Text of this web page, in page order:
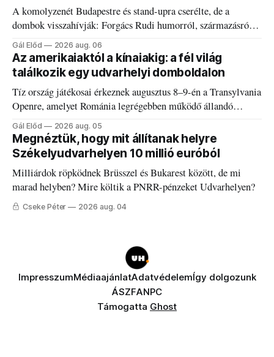
A komolyzenét Budapestre és stand-upra cserélte, de a
dombok visszahívják: Forgács Rudi humorról, származásról
és határokról.
Gál Előd 2026 aug. 06
Az amerikaiaktól a kínaiakig: a fél világ
találkozik egy udvarhelyi domboldalon
Tíz ország játékosai érkeznek augusztus 8–9-én a Transylvania
Openre, amelyet Románia legrégebben működő állandó
discgolfpályáján rendeznek meg.
Gál Előd 2026 aug. 05
Megnéztük, hogy mit állítanak helyre
Székelyudvarhelyen 10 millió euróból
Milliárdok röpködnek Brüsszel és Bukarest között, de mi
marad helyben? Mire költik a PNRR-pénzeket Udvarhelyen?
Cseke Péter 2026 aug. 04
ImpresszumMédiaajánlatAdatvédelemÍgy dolgozunk
ÁSZFANPC
Támogatta Ghost